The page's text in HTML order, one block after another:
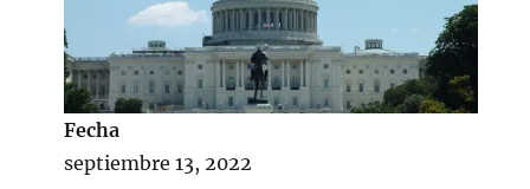
Fecha
septiembre 13, 2022